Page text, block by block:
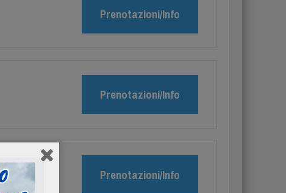
Prenotazioni/Info
Prenotazioni/Info
Prenotazioni/Info